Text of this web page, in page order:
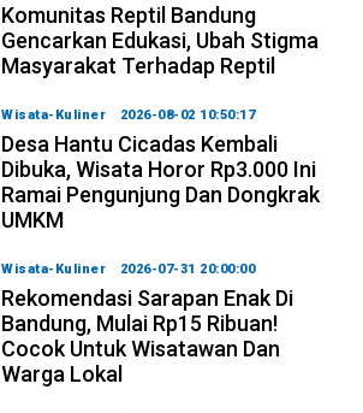
Komunitas Reptil Bandung
Gencarkan Edukasi, Ubah Stigma
Masyarakat Terhadap Reptil
Wisata-Kuliner 2026-08-02 10:50:17
Desa Hantu Cicadas Kembali
Dibuka, Wisata Horor Rp3.000 Ini
Ramai Pengunjung Dan Dongkrak
UMKM
Wisata-Kuliner 2026-07-31 20:00:00
Rekomendasi Sarapan Enak Di
Bandung, Mulai Rp15 Ribuan!
Cocok Untuk Wisatawan Dan
Warga Lokal